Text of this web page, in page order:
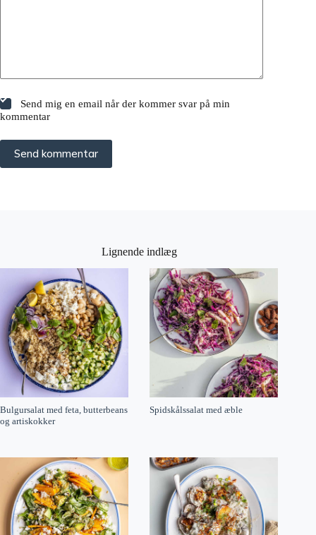
Send mig en email når der kommer svar på min
kommentar
Send kommentar
Lignende indlæg
Bulgursalat med feta, butterbeans
og artiskokker
Spidskålssalat med æble